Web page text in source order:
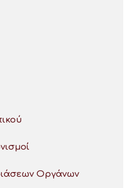
Οργάνων